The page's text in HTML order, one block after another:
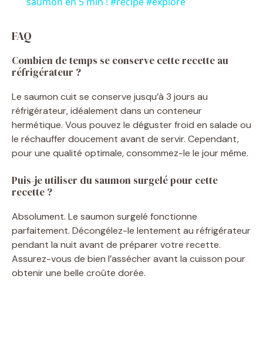
d
FAQ
Combien de temps se conserve cette recette au
réfrigérateur ?
Le saumon cuit se conserve jusqu’à 3 jours au
réfrigérateur, idéalement dans un conteneur
hermétique. Vous pouvez le déguster froid en salade ou
le réchauffer doucement avant de servir. Cependant,
pour une qualité optimale, consommez-le le jour même.
Puis-je utiliser du saumon surgelé pour cette
recette ?
Absolument. Le saumon surgelé fonctionne
parfaitement. Décongélez-le lentement au réfrigérateur
pendant la nuit avant de préparer votre recette.
Assurez-vous de bien l’assécher avant la cuisson pour
obtenir une belle croûte dorée.